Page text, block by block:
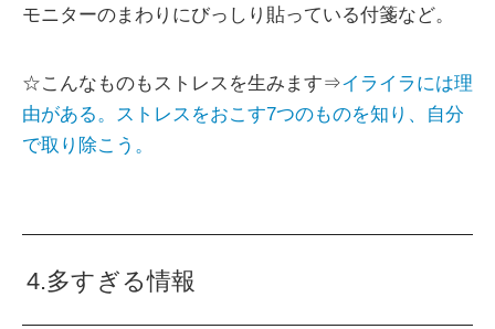
モニターのまわりにびっしり貼っている付箋など。
☆こんなものもストレスを生みます⇒イライラには理
由がある。ストレスをおこす7つのものを知り、自分
で取り除こう。
4.多すぎる情報